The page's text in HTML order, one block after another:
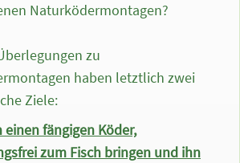
Naturködermontagen?
zu
haben letztlich zwei
Ziele:
fängigen Köder,
zum Fisch bringen und ihn